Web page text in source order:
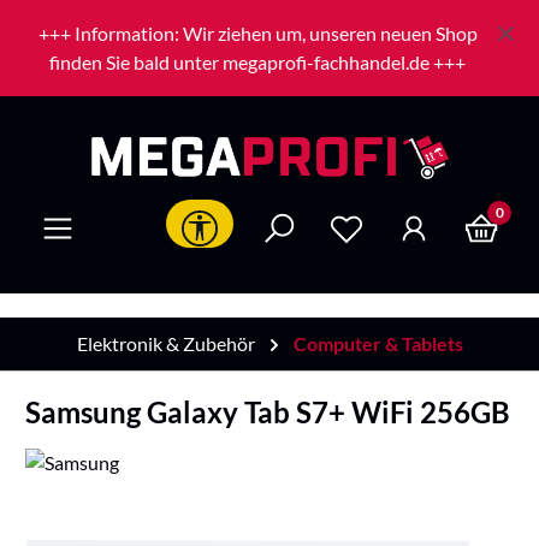
Zum Hauptinhalt springen
+++ Information: Wir ziehen um, unseren neuen Shop
finden Sie bald unter megaprofi-fachhandel.de +++
Werkzeugleiste anzeigen 0
Elektronik & Zubehör Computer & Tablets
Samsung Galaxy Tab S7+ WiFi 256GB